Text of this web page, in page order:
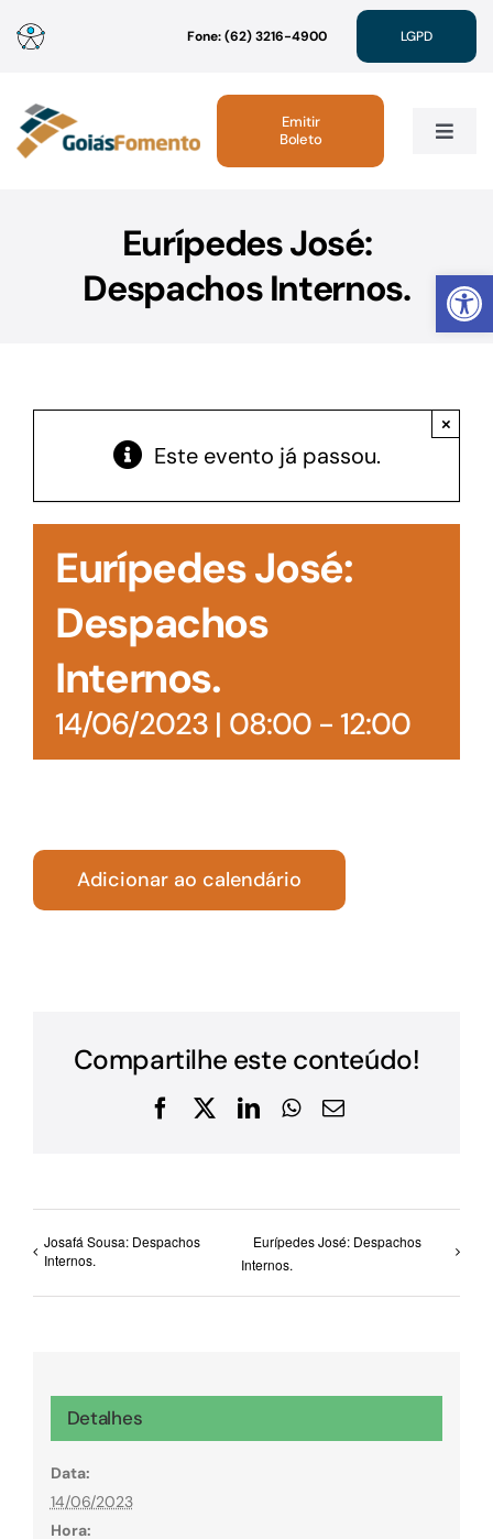
Abrir
para
conteúdo
Fone: (62) 3216-4900 LGPD
Toggle
Linhas de Crédito
Acesso à Informação
Emitir
Boleto
Eurípedes José:
Despachos Internos.
Este evento já passou.
×
Eurípedes José:
Despachos
Internos.
14/06/2023 | 08:00- 12:00
Adicionar ao calendário
Compartilhe este conteúdo!
Facebook
X LinkedInWhatsApp
E-
Josafá Sousa: Despachos
Internos.
Eurípedes José: Despachos
Internos.
Detalhes
Data:
14/06/2023
Hora: